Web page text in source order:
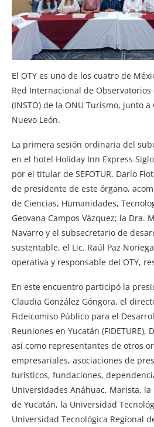
El OTY es uno de los cuatro de
Red Internacional de
(INSTO) de la ONU Turismo, junto
Nuevo León.
La primera sesión ordinaria del
en el hotel Holiday Inn Express
por el titular de SEFOTUR, Darío
de presidente de este órgano,
de Ciencias, Humanidades,
Geovana Campos Vázquez; la Dra.
Navarro y el subsecretario de
sustentable, el Lic. Raúl Paz
operativa y responsable del OTY,
En este encuentro participó la
Claudia González Góngora, el
Fideicomiso Público para el
Reuniones en Yucatán (FIDETURE),
así como representantes de otros
empresariales, asociaciones de
turísticos, fundaciones,
Universidades Anáhuac, Marista,
de Yucatán, la Universidad
Universidad Tecnológica Regional